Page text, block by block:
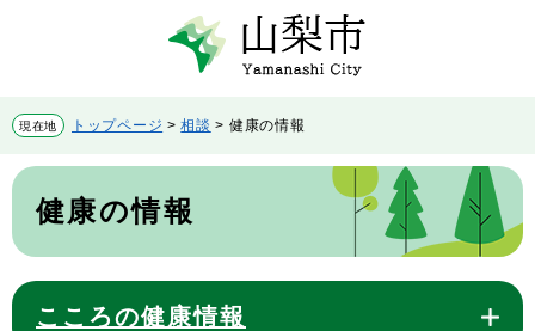
先
頭
す。
を
飛
し
本
へ
現在地 トップページ >相談 > 健康の情報
本
健康の情報
こころの健康情報